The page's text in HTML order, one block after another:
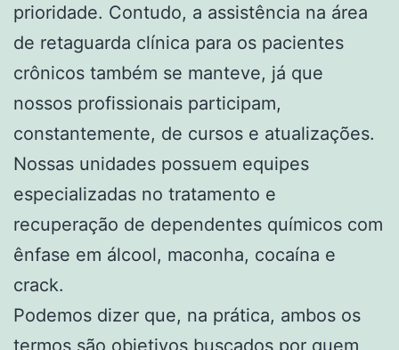
prioridade. Contudo, a assistência na área
de retaguarda clínica para os pacientes
crônicos também se manteve, já que
nossos profissionais participam,
constantemente, de cursos e atualizações.
Nossas unidades possuem equipes
especializadas no tratamento e
recuperação de dependentes químicos com
ênfase em álcool, maconha, cocaína e
crack.
Podemos dizer que, na prática, ambos os